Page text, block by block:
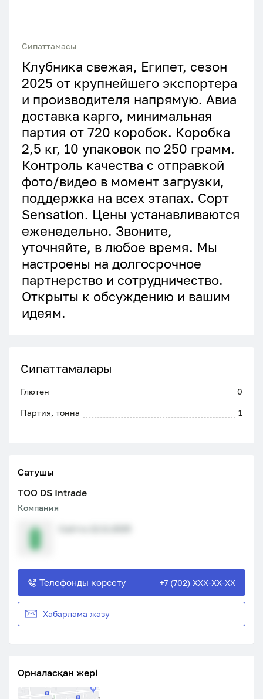
Сипаттамасы
Клубника свежая, Египет, сезон
2025 от крупнейшего экспортера
и производителя напрямую. Авиа
доставка карго, минимальная
партия от 720 коробок. Коробка
2,5 кг, 10 упаковок по 250 грамм.
Контроль качества с отправкой
фото/видео в момент загрузки,
поддержка на всех этапах. Сорт
Sensation. Цены устанавливаются
еженедельно. Звоните,
уточняйте, в любое время. Мы
настроены на долгосрочное
партнерство и сотрудничество.
Открыты к обсуждению и вашим
идеям.
Сипаттамалары
Глютен 0
Партия, тонна 1
Сатушы
ТОО DS Intrade
Компания
Телефонды көрсету +7 (702) XXX-XX-XX
Хабарлама жазу
Орналасқан жері